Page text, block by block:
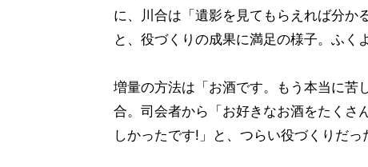
に、川合は「遺影を見てもらえれば分か
と、役づくりの成果に満足の様子。ふく
増量の方法は「お酒です。もう本当に苦
合。司会者から「お好きなお酒をたくさ
しかったです!」と、つらい役づくりだっ